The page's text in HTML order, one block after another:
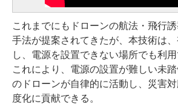
これまでにもドローンの航法・飛行
手法が提案されてきたが、本技術は
し、電源を設置できない場所でも利用
これにより、電源の設置が難しい未
のドローンが自律的に活動し、災害
度化に貢献できる。